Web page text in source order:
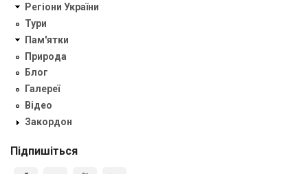
Регіони України
Тури
Пам'ятки
Природа
Блог
Галереї
Відео
Закордон
Підпишіться